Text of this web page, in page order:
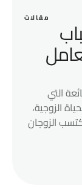
مقالات
التي
الزوجية،
الزوجان
ذلك،
مشكلة